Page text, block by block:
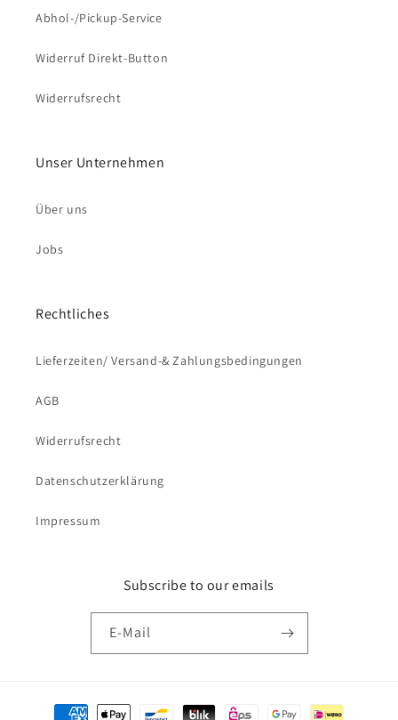
Abhol-/Pickup-Service
Widerruf Direkt-Button
Widerrufsrecht
Unser Unternehmen
Über uns
Jobs
Rechtliches
Lieferzeiten/ Versand-& Zahlungsbedingungen
AGB
Widerrufsrecht
Datenschutzerklärung
Impressum
Subscribe to our emails
E-Mail
Zahlungsmethoden